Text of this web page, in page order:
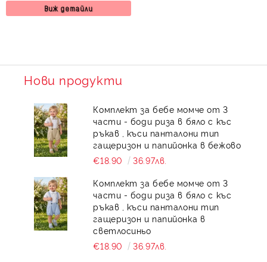
Виж детайли
Нови продукти
Комплект за бебе момче от 3
части - боди риза в бяло с къс
ръкав , къси панталони тип
гащеризон и папийонка в бежово
€18.90
36.97лв.
Комплект за бебе момче от 3
части - боди риза в бяло с къс
ръкав , къси панталони тип
гащеризон и папийонка в
светлосиньо
€18.90
36.97лв.